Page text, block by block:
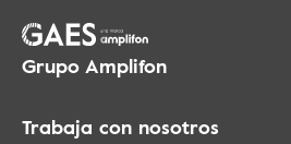
Grupo Amplifon
Trabaja con nosotros